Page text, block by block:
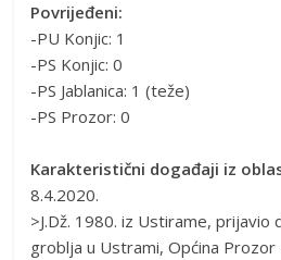
Povrijeđeni:
-PU Konjic: 1
-PS Konjic: 0
-PS Jablanica: 1 (teže)
-PS Prozor: 0
Karakteristični događaji iz
8.4.2020.
>J.Dž. 1980. iz Ustirame, prijavio
groblja u Ustrami, Općina Prozor